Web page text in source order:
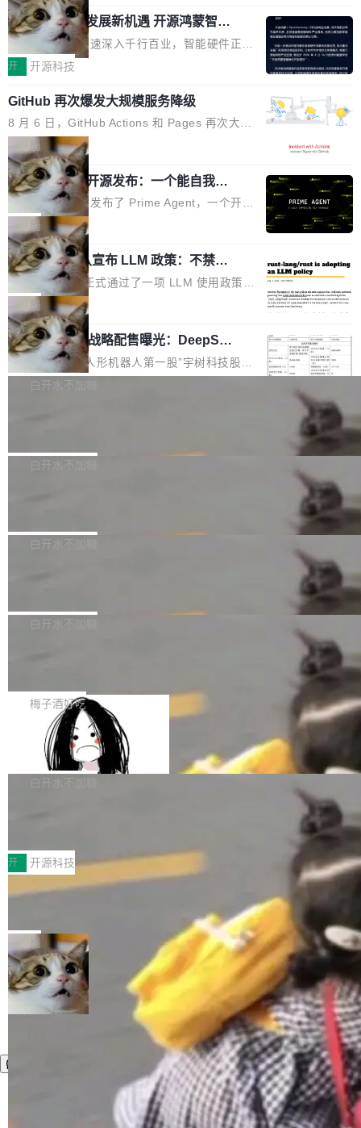
高了。全域营销服务商的竞争正在从规模转向深
度,案例厚度、全域覆盖、多线协同...
或造假。问题是，作为读者，如果你筛选出那些
看起来最令人兴奋的论文，那它们大部分都是过
度宣传的。」 这才是真正的痛点。不是所有论文
都有问题，是最吸引眼球的那批论文最有问题。
他引用的帖子来自 Mathew Shen，一位 ICLR 2
026 的读者：「看了篇 ...
Pham 的一条推文。Hieu Pham 是谁？他是 xAI
的早期工程师之一，在 Grok 训练基础设施团队
工作过。近日他在 X 上发了一条帖子，列出了他
认为现代 AI 领域最重要的三个开源项目。 第一
个名字毫无悬念：Flash Attention 2。 Hieu 的
理由很具体。FA 系列不需要解释，但 FA2 是他
认为最重要的一个——复杂度恰到好处，刚好能
驱动你去学 CuTe，但还没被那些"邪恶的" Hopp
er++ 优化所淹没，足够容易修改和适配。 更关
键的是 FA2 的持久性...
共商智能硬件发展新机遇 开源鸿蒙智能
硬件开发者日杭州站即将举行
随着万物智联加速深入千行百业，智能硬件正从
单点设备迈向智能化、网联化、协同化发展。作
鸿蒙通过统一技术底座和分布式能力，为不同类
型智能设备的开发、连接与互联提供关键支撑，
也为产业链企业探索产品创新与商业增长打开新
的空间。 8月14日，开源鸿蒙智能硬件开发者日
（OHDD：OpenHarmony Hardware Develope
r Day）将在杭州启航。活动面向智能硬件产业
链企业和开发者，邀请行业专家与资深技术顾
问，围绕开源鸿蒙技术能力、设备适配、芯片适
配、功耗与稳定性调优、兼容性测评及统一互联
等内容展开系统讲解和实战交流，帮助企业进一
步了解开源鸿蒙在智能...
开 开源科技
GitHub 再次爆发大规模服务降级
8 月 6 日，GitHub Actions 和 Pages 再次大规
模服务降级，Actions 完全不可用超过 5 小时，
webhook 停发，连自托管 runner 也因调度层故
障无法工作。Pages、Copilot code review、C
opilot coding agent 全部受影响。从检测到完全
恢复，大约 12 小时。 这是 2026 年 8 月的第六
起事故，其中四起与 AI/Copilot 服务相关。 Git
Hub 员工 kdaigle 在 HN 讨论中贴出了一组数
据：2025 年全年 10 亿次 commit。现在，每周
2.75 亿次，全年预计 140 亿次。GitHub...
局
Prime Agent 开源发布：一个能自我改
进的编程 Agent，ARC-AGI 3 超越人类
专家基线
Prime Intellect 发布了 Prime Agent，一个开源
的编程 Agent Harness，核心设计围绕两个抽
象：Recursive Language Model（RLM）和 C
ontinual Harness。在 ARC-AGI 3 基准测试
上，Prime Agent + Opus 5 的组合达到了 95.
5% RHAE Best@1，超过了 ARC 报告的人类专
家基线 95.4%。 不是又一个 coding agent 包装
器 Prime Agent 的架构和市面上大多数 coding
agent 有本质区别。大多数 agent harness 的设
计是基于早期模型的能力—...
局
Rust 项目团队宣布 LLM 政策：不禁
止，但你要承认哪些代码不是你写的
Rust 语言项目正式通过了一项 LLM 使用政策，
覆盖 rust-lang/rust 单一仓库的代码贡献。这不
是项目级别的官方立场，目前由五个团队采纳，
但它可能是主流开源项目中关于 AI 辅助贡献最
细致的一份规则。 政策的核心只有一句话：LLM
可以用来分析、提炼、审阅、建议，但不能用来
不得生成涉及安全性的关键变更，除非作者本身
局
宇树科技 IPO 战略配售曝光：DeepSe
ek 获配 93.3 万股，锁定 36 个月
8月6日晚间，“人形机器人第一股”宇树科技股份
有限公司披露IPO发行价格及战略配售结果，杭
36个月。 公告显示，本次宇树科技战略配售对
员工参与设立的专项资产管理计划。其中，Dee
获配9...
白开水不加糖
Bug fixes and enhancements 修复多次传递同
一个回归问题，该问题导致拉取镜像时会拒绝包
题，该问题可能导致在旧版 Linux 内核...
白开水不加糖
e 孵化器项目管理委员会（IPMC）投票中获得
P）！这一里程碑不仅标志着 Fluss 迈入新的发
白开水不加糖
长期停止内容更新，未能实现其作为“AI版维基百
提交的编辑请求也长期处于待处理状态。 Groki
pedia 于去年底上线，定位为由人工智能生成内
容的百科平台，被马斯克视为传统众包百科网站
维基百科的替代方案。Lawfare 调查发现，无论
热门页面还是低关注度页面，均未出现近期更
白开水不加糖
是这样的：配 MessageSource 的 Bean、写 R
eloadableResourceBundleMessageSource、
声明 LocaleResolver、注册 LocaleChangeInt
erceptor…五六步之后才能看到第一行翻译文
本。 Solon 换了个方式。整个 i18n 模块围绕三
梅子酒好吃
Apache Doris 4.1 全面增强 Iceberg：
支持 UPDATE、MERGE INTO 与 Iceb
erg V3
Apache Doris 4.1 要补齐的，正是缺失的那一
半。在已有查询能力的基础上，Doris 进一步支
常维护操作，并完整支持 Iceberg V3 格式。
白开水不加糖
村国家自主创新示范区会议中心开幕。本届大会
由中关村智联软件服务业质量创新联盟主办，以
“智构可信·质创未来——AI原生时代的质量新范
式”为主题，直面AI从实验室走向规模化产业落地
的核心质量命题。会上，《2026智能研发生产力
工具选型手册》发布，Testin云测的Testin XAge
nt智能测试系统入选AI测试领域代表产品。对CI
O而言，这提示了一个转变：AI测试正在从效率
工具升级为企业的质量基础设施。 CIO面对的新
现实 过去两年，CIO们的焦虑清单上多了两项：
一是如何让大模型和智能体应用安全地从PoC走
向生产，二是如何让测试团队跟得上AI应用...
开 开源科技
让非法状态不可表示：一篇关于 ADT
有一种东西，一旦用过就回不去了。Alex Fedos
eev 管它叫"软件设计的基石"。 他说的东西不新
鲜——代数数据类型（ADT），尤其是和类型
（sum type）。但他说清楚了一件事：这不是类
型系统的学术体操，是日常编码的思维方式。 文
章从一个简单的例子切入。一个网站的深色主题
设置，如果用布尔值 + 可空字段来表示——bool
ean 表示是否可切换，nullable 的默认模式、浅
色方案、深色方案——会产生大量无意义的组
合。方案缺了、配置冲突了、全 null 了。要知道
哪些组合有效，作者说，你得靠"文档、校验、或
局